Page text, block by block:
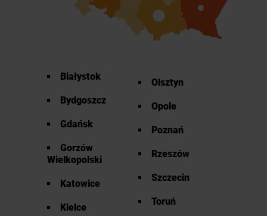
Białystok
Bydgoszcz
Gdańsk
Gorzów
Wielkopolski
Katowice
Kielce
Olsztyn
Opole
Poznań
Rzeszów
Szczecin
Toruń